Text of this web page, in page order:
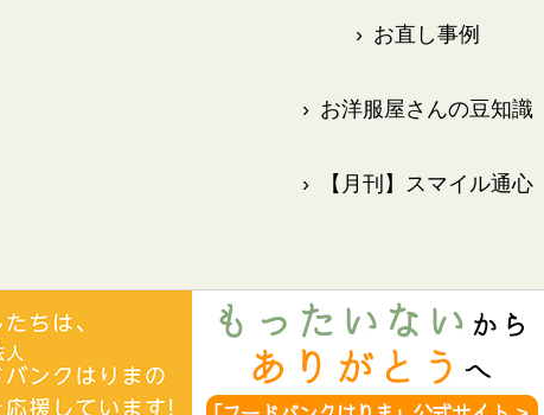
›お直し事例
›お洋服屋さんの豆知識
›【月刊】スマイル通心